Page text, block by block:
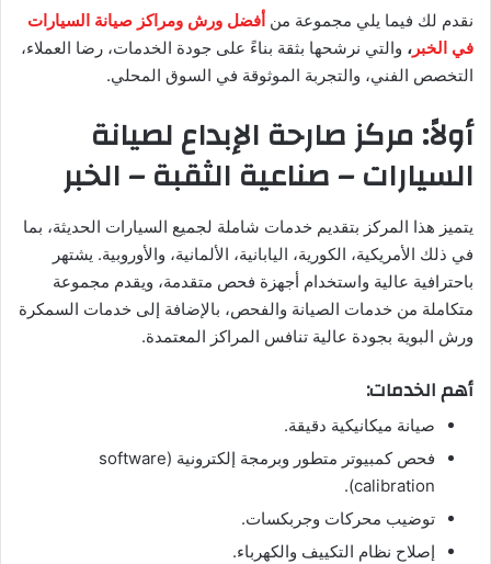
نقدم لك فيما يلي مجموعة من أفضل ورش ومراكز صيانة السيارات
في الخبر ، والتي نرشحها بثقة بناءً على جودة الخدمات، رضا العملاء،
التخصص الفني، والتجربة الموثوقة في السوق المحلي.
أولاً: مركز صارحة الإبداع لصيانة
السيارات – صناعية الثقبة – الخبر
يتميز هذا المركز بتقديم خدمات شاملة لجميع السيارات الحديثة، بما
في ذلك الأمريكية، الكورية، اليابانية، الألمانية، والأوروبية. يشتهر
باحترافية عالية واستخدام أجهزة فحص متقدمة، ويقدم مجموعة
متكاملة من خدمات الصيانة والفحص، بالإضافة إلى خدمات السمكرة
ورش البوية بجودة عالية تنافس المراكز المعتمدة.
أهم الخدمات:
صيانة ميكانيكية دقيقة.
فحص كمبيوتر متطور وبرمجة إلكترونية (software
calibration).
توضيب محركات وجربكسات.
إصلاح نظام التكييف والكهرباء.